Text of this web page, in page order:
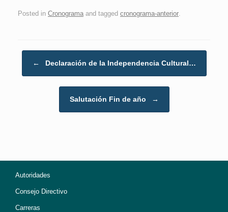
Posted in Cronograma and tagged cronograma-anterior
← Declaración de la Independencia Cultural…
Salutación Fin de año →
Autoridades
Consejo Directivo
Carreras